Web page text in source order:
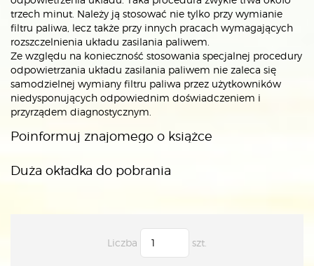
trzech minut. Należy ją stosować nie tylko przy wymianie
filtru paliwa, lecz także przy innych pracach wymagających
rozszczelnienia układu zasilania paliwem.
Ze względu na konieczność stosowania specjalnej procedury
odpowietrzania układu zasilania paliwem nie zaleca się
samodzielnej wymiany filtru paliwa przez użytkowników
niedysponujących odpowiednim doświadczeniem i
przyrządem diagnostycznym.
Poinformuj znajomego o książce
Duża okładka do pobrania
Liczba szt.